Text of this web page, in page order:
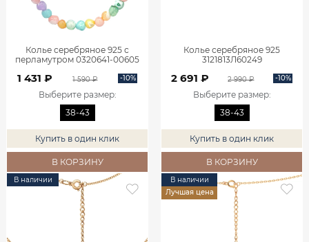
Колье серебряное 925 с
перламутром 0320641-00605
1 431 ₽ 1 590 ₽ -10%
Выберите размер:
38-43
Купить в один клик
В КОРЗИНУ
Колье серебряное 925
3121813Л60249
2 691 ₽ 2 990 ₽ -10%
Выберите размер:
38-43
Купить в один клик
В КОРЗИНУ
В наличии
В наличии
Лучшая цена